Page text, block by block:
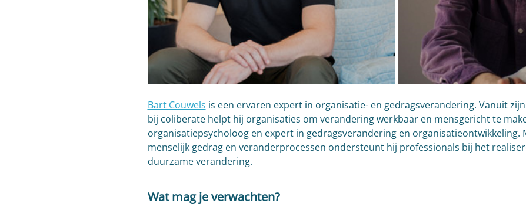
Bart Couwels is een ervaren expert in organisatie- en gedragsverandering. Vanuit
bij coliberate helpt hij organisaties om verandering werkbaar en mensgericht te
organisatiepsycholoog en expert in gedragsverandering en organisatieontwikkeling.
menselijk gedrag en veranderprocessen ondersteunt hij professionals bij het
duurzame verandering.
Wat mag je verwachten?